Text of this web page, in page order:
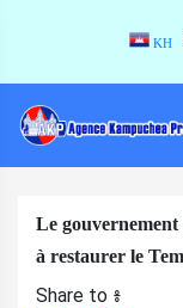
KH
Le
à restaurer le
Share to ៖​